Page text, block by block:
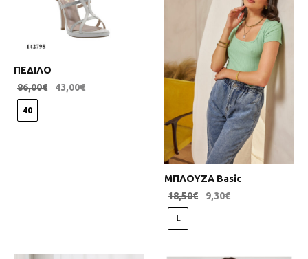
ΠΕΔΙΛΟ
86,00€ 43,00€
40
ΜΠΛΟΥΖΑ Basic
18,50€ 9,30€
L